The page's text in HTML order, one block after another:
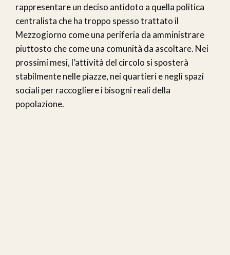
rappresentare un deciso antidoto a quella politica
centralista che ha troppo spesso trattato il
Mezzogiorno come una periferia da amministrare
piuttosto che come una comunità da ascoltare. Nei
prossimi mesi, l’attività del circolo si sposterà
stabilmente nelle piazze, nei quartieri e negli spazi
sociali per raccogliere i bisogni reali della
popolazione.